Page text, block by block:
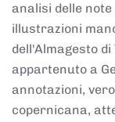
analisi delle
illustrazioni
dell'Almagesto di
appartenuto a
annotazioni,
copernicana,